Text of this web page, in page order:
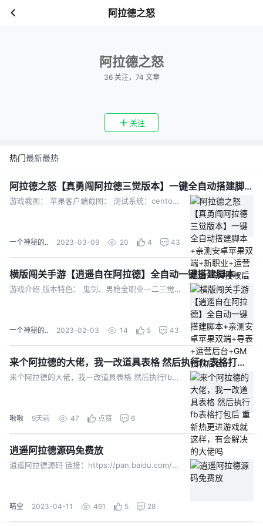
阿拉德之怒
阿拉德之怒
36关注， 74 文章
关注
热门最新最热
阿拉德之怒【真勇闯阿拉德三觉版本】一键全自动搭建脚本+亲测安卓苹果双端+新职业+运营后台+GM授权后台
游戏截图： 苹果客户端截图： 测试系统：centos7.6 测试配置：2H4G 全新职业黑暗武士 独家全职业二觉三觉开放 亲测双端正常 考虑客户端太大，在服务器编译制作好下载太慢，...
一个神秘的.. 2023-03-09 20 4 43
横版闯关手游【逍遥自在阿拉德】全自动一键搭建脚本+亲测安卓苹果双端+导表+运营后台+GM授权后台。
游戏介绍 版本特色： 鬼剑、男枪全职业一二三觉，极致满屏特效拉满，视觉盛宴！ 女枪、格斗、神谕、法师全职业一二觉 橙色光环触发聚光灯特效 满级飞升武器触发残影特效 全新光环、模式专...
一个神秘的.. 2023-02-03 14 5 43
来个阿拉德的大佬，我一改道具表格 然后执行fb表格打包后 重新热更进游戏就这样，有会解决的大佬吗
来个阿拉德的大佬，我一改道具表格 然后执行fb表格打包后 重新热更进游戏就这样，有会解决的大佬吗
啾啾 9天前 47 点赞 6
逍遥阿拉德源码免费放
逍遥阿拉德源码 链接：https://pan.baidu.com/s/1x60_tPJjM2ioM7lX1AZtEw 提取码：sy9q 逍遥阿拉德表链接：https://pan.b...
晴空 2023-04-11 461 5 28